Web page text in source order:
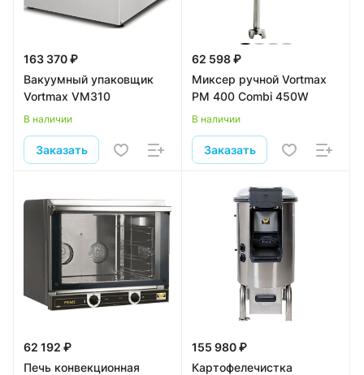
163 370 ₽
Вакуумный упаковщик
Vortmax VM310
В наличии
Заказать
62 598 ₽
Миксер ручной Vortmax
PM 400 Combi 450W
В наличии
Заказать
62 192 ₽
Печь конвекционная
155 980 ₽
Картофелечистка